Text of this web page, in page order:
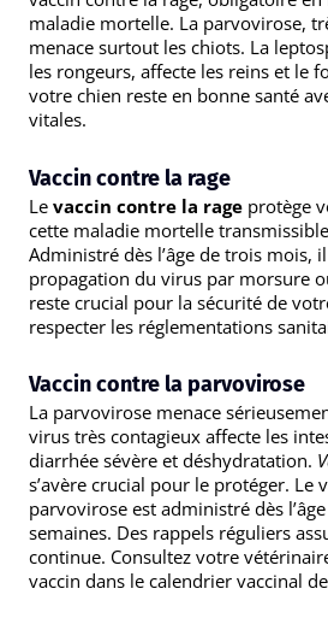
maladie mortelle. La parvovirose,
menace surtout les chiots. La
les rongeurs, affecte les reins et le
votre chien reste en bonne santé
vitales.
Vaccin contre la rage
Le vaccin contre la rage protège
cette maladie mortelle
Administré dès l’âge de trois mois,
propagation du virus par morsure
reste crucial pour la sécurité de
respecter les réglementations
Vaccin contre la parvovirose
La parvovirose menace
virus très contagieux affecte les
diarrhée sévère et déshydratation.
s’avère crucial pour le protéger. Le
parvovirose est administré dès
semaines. Des rappels réguliers
continue. Consultez votre
vaccin dans le calendrier vaccinal